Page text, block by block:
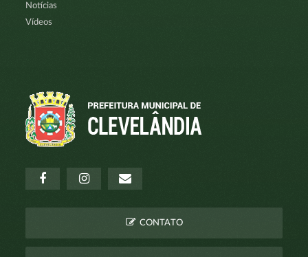
Notícias
Vídeos
CONTATO